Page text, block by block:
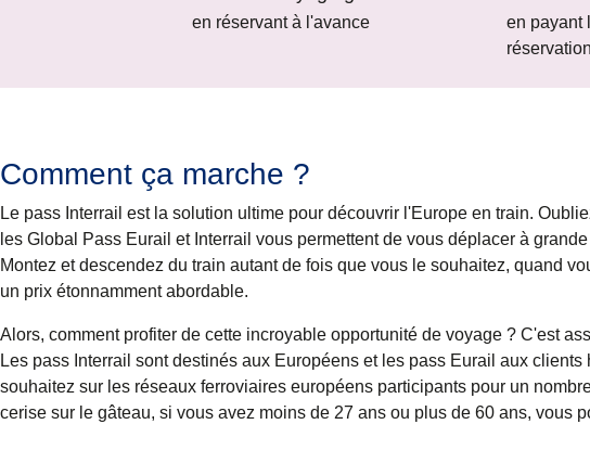
en réservant à l'avance
en payant
réservation
Comment ça marche ?
Le pass Interrail est la solution ultime pour découvrir l'Europe en train.
les Global Pass Eurail et Interrail vous permettent de vous déplacer à
Montez et descendez du train autant de fois que vous le souhaitez, quand
un prix étonnamment abordable.
Alors, comment profiter de cette incroyable opportunité de voyage ? C'est
Les pass Interrail sont destinés aux Européens et les pass Eurail aux
souhaitez sur les réseaux ferroviaires européens participants pour un
cerise sur le gâteau, si vous avez moins de 27 ans ou plus de 60 ans, vous